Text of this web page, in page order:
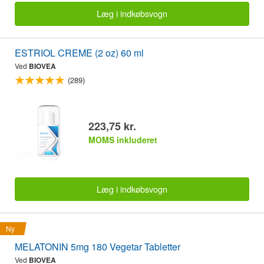
Læg i indkøbsvogn
ESTRIOL CREME (2 oz) 60 ml
Ved BIOVEA
(289)
223,75 kr.
MOMS inkluderet
Læg i indkøbsvogn
Ny
MELATONIN 5mg 180 Vegetar Tabletter
Ved BIOVEA